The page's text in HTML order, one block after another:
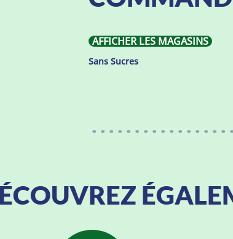
AFFICHER LES MAGASINS
Sans Sucres